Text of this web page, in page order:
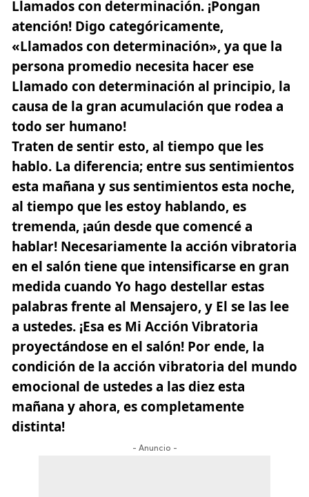
Llamados con determinación. ¡Pongan
atención! Digo categóricamente,
«Llamados con determinación», ya que la
persona promedio necesita hacer ese
Llamado con determinación al principio, la
causa de la gran acumulación que rodea a
todo ser humano!
Traten de sentir esto, al tiempo que les
hablo. La diferencia; entre sus sentimientos
esta mañana y sus sentimientos esta noche,
al tiempo que les estoy hablando, es
tremenda, ¡aún desde que comencé a
hablar! Necesariamente la acción vibratoria
en el salón tiene que intensificarse en gran
medida cuando Yo hago destellar estas
palabras frente al Mensajero, y El se las lee
a ustedes. ¡Esa es Mi Acción Vibratoria
proyectándose en el salón! Por ende, la
condición de la acción vibratoria del mundo
emocional de ustedes a las diez esta
mañana y ahora, es completamente
distinta!
- Anuncio -